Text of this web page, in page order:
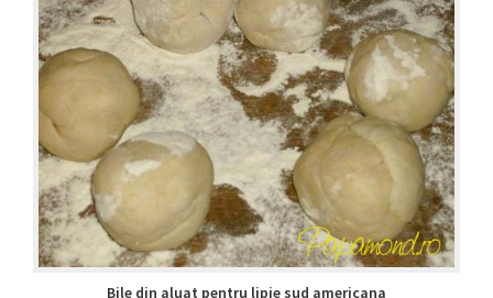
Bile din aluat pentru lipie sud americana